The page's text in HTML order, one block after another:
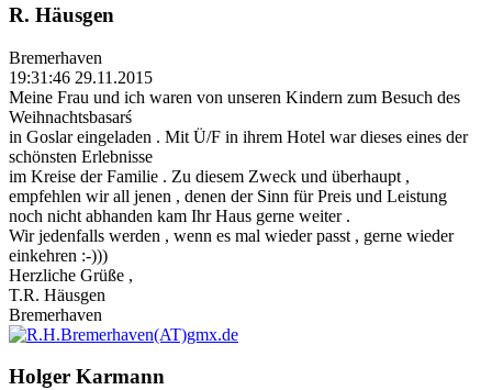
R. Häusgen
Bremerhaven
19:31:46 29.11.2015
Meine Frau und ich waren von unseren Kindern zum Besuch des
Weihnachtsbasarś
in Goslar eingeladen . Mit Ü/F in ihrem Hotel war dieses eines der
schönsten Erlebnisse
im Kreise der Familie . Zu diesem Zweck und überhaupt ,
empfehlen wir all jenen , denen der Sinn für Preis und Leistung
noch nicht abhanden kam Ihr Haus gerne weiter .
Wir jedenfalls werden , wenn es mal wieder passt , gerne wieder
einkehren :-)))
Herzliche Grüße ,
T.R. Häusgen
Bremerhaven
Holger Karmann